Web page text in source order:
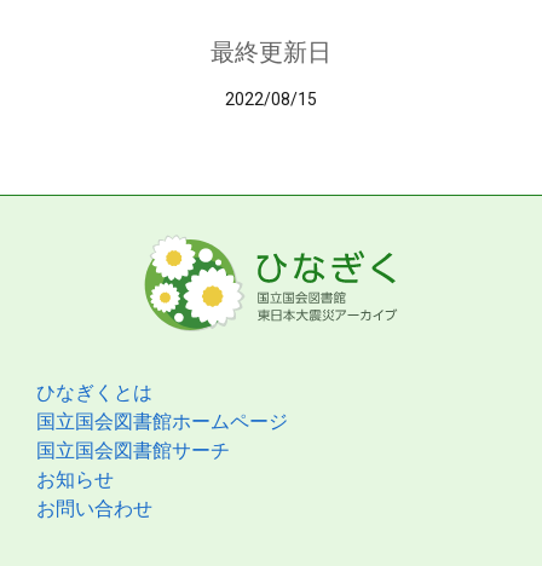
最終更新日
2022/08/15
ひなぎくとは
国立国会図書館ホームページ
国立国会図書館サーチ
お知らせ
お問い合わせ